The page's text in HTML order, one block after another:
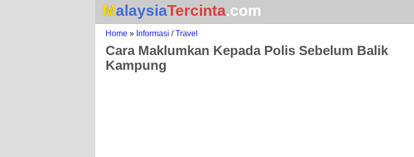
MalaysiaTercinta.com
Home » Informasi /Travel
Cara Maklumkan Kepada Polis Sebelum Balik
Kampung